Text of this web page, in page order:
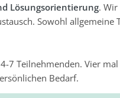
Lösungsorientierung.
Sowohl
7 Teilnehmenden. Vier
Bedarf.